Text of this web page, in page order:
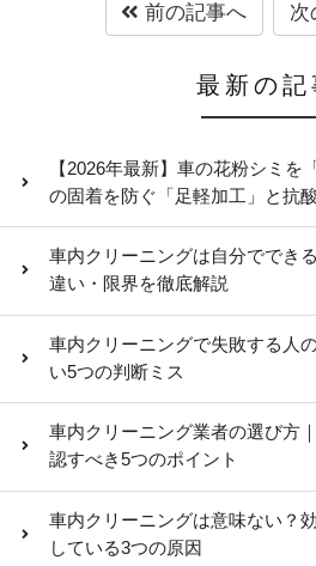
前の記事へ 次
最新の記
【2026年最新】車の花粉シミを
の固着を防ぐ「足軽加工」と抗
車内クリーニングは自分ででき
違い・限界を徹底解説
車内クリーニングで失敗する人
い5つの判断ミス
車内クリーニング業者の選び方
認すべき5つのポイント
車内クリーニングは意味ない？
している3つの原因